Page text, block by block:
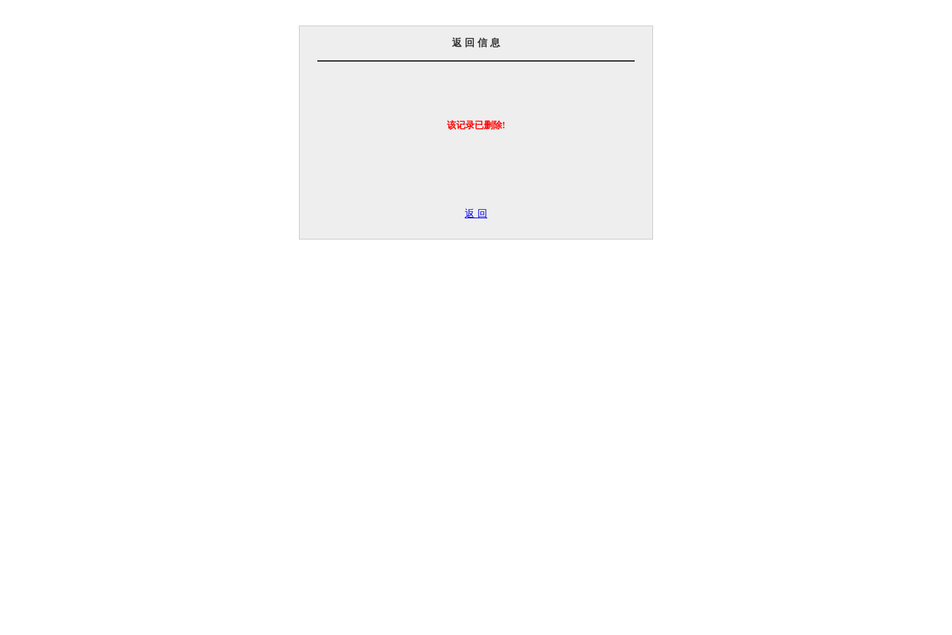
返 回 信 息
该记录已删除!
返 回